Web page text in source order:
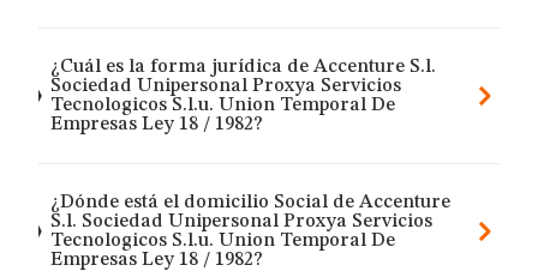
¿Cuál es la forma jurídica de Accenture S.l.
Sociedad Unipersonal Proxya Servicios
Tecnologicos S.l.u. Union Temporal De
Empresas Ley 18 / 1982?
¿Dónde está el domicilio Social de Accenture
S.l. Sociedad Unipersonal Proxya Servicios
Tecnologicos S.l.u. Union Temporal De
Empresas Ley 18 / 1982?